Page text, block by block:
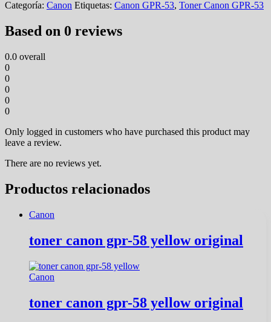
Categoría: Canon Etiquetas: Canon GPR-53, Toner Canon GPR-53
Based on 0 reviews
0.0 overall
0
0
0
0
0
Only logged in customers who have purchased this product may
leave a review.
There are no reviews yet.
Productos relacionados
Canon
toner canon gpr-58 yellow original
Canon
toner canon gpr-58 yellow original